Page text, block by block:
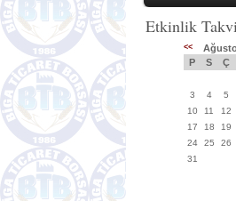
Etkinlik
<<
P S Ç
3
4 5
10
11 12
17
18 19
24
25 26
31